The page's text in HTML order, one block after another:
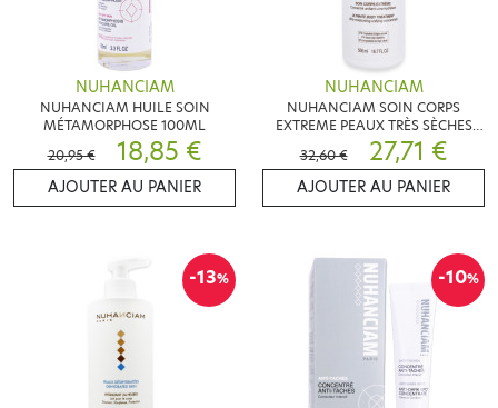
NUHANCIAM
NUHANCIAM HUILE SOIN
MÉTAMORPHOSE 100ML
20,95 €
18,85 €
AJOUTER AU PANIER
NUHANCIAM
NUHANCIAM SOIN CORPS
EXTREME PEAUX TRÈS SÈCHES
500ML
32,60 € 27,71 €
AJOUTER AU PANIER
-13% -10%